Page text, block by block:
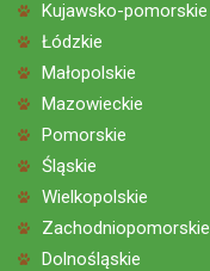
Kujawsko-pomorskie
Łódzkie
Małopolskie
Mazowieckie
Pomorskie
Śląskie
Wielkopolskie
Zachodniopomorskie
Dolnośląskie